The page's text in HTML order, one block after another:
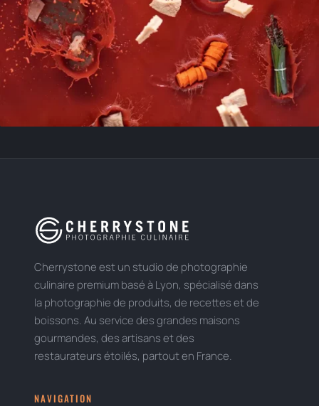
Cherrystone est un studio de photographie
culinaire premium basé à Lyon, spécialisé dans
la photographie de produits, de recettes et de
boissons. Au service des grandes maisons
gourmandes, des artisans et des
restaurateurs étoilés, partout en France.
NAVIGATION